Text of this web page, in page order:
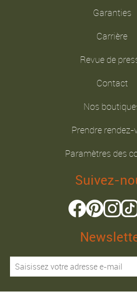
Garanties
Carrière
Revue de
Contact
Nos
Prendre rendez-
Paramètres des
Suivez-